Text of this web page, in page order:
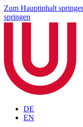
Zum Hauptinhalt
springen
DE
EN